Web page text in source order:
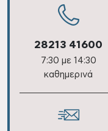
28213 41600
7:30 με 14:30
καθημερινά